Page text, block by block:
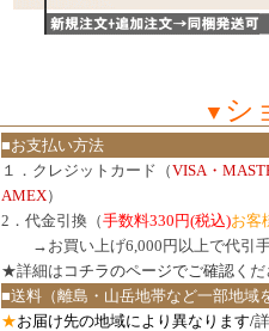
▼ シ
■お支払い方法
１．クレジットカード（VISA・
AMEX）
2．代金引換（手数料330円(税込)お客
→お買い上げ6,000円以上で代引
★詳細は コチラのページでご確認 く
■送料（離島・山岳地帯など一部地域
★お届け先の地域により異なります/